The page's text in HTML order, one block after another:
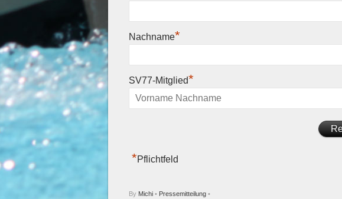
Nachname*
SV77-Mitglied*
*Pflichtfeld
By Michi • Pressemitteilung •